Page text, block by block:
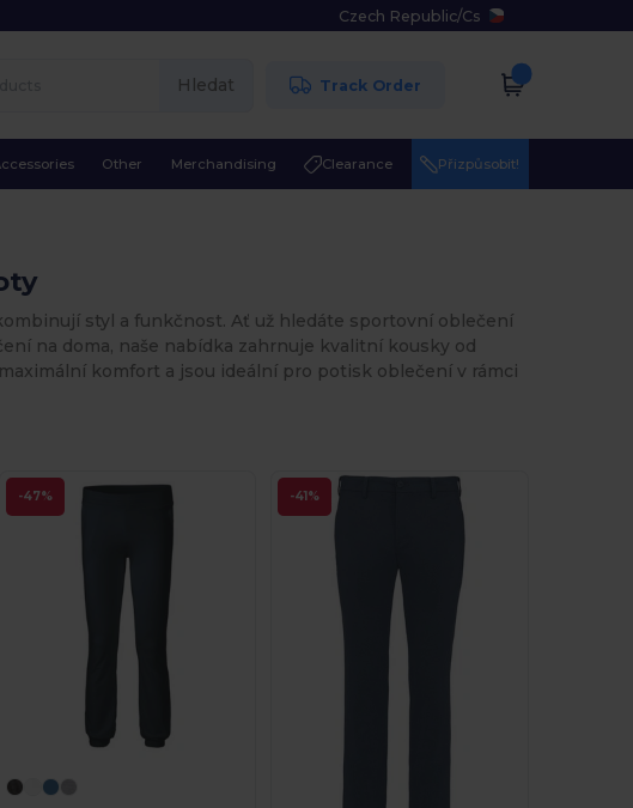
Czech Republic/Cs
Hledat Track Order
Other Merchandising Clearance Přizpůsobit!
styl a funkčnost. Ať už hledáte sportovní oblečení
na doma, naše nabídka zahrnuje kvalitní kousky od
komfort a jsou ideální pro potisk oblečení v rámci
-47% -41%